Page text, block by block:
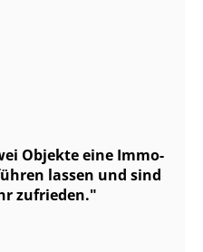
Objekte eine Im­mo­
lassen und sind
zufrieden.